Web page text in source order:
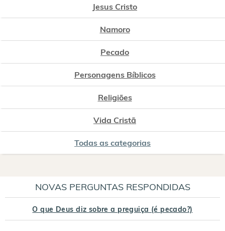
Jesus Cristo
Namoro
Pecado
Personagens Bíblicos
Religiões
Vida Cristã
Todas as categorias
NOVAS PERGUNTAS RESPONDIDAS
O que Deus diz sobre a preguiça (é pecado?)